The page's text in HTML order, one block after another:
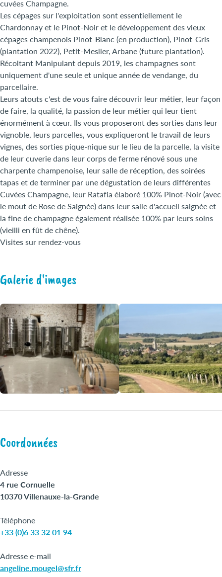
cuvées Champagne.
Les cépages sur l'exploitation sont essentiellement le
Chardonnay et le Pinot-Noir et le développement des vieux
cépages champenois Pinot-Blanc (en production), Pinot-Gris
(plantation 2022), Petit-Meslier, Arbane (future plantation).
Récoltant Manipulant depuis 2019, les champagnes sont
uniquement d'une seule et unique année de vendange, du
parcellaire.
Leurs atouts c'est de vous faire découvrir leur métier, leur façon
de faire, la qualité, la passion de leur métier qui leur tient
énormément à cœur. Ils vous proposeront des sorties dans leur
vignoble, leurs parcelles, vous expliqueront le travail de leurs
vignes, des sorties pique-nique sur le lieu de la parcelle, la visite
de leur cuverie dans leur corps de ferme rénové sous une
charpente champenoise, leur salle de réception, des soirées
tapas et de terminer par une dégustation de leurs différentes
Cuvées Champagne, leur Ratafia élaboré 100% Pinot-Noir (avec
le mout de Rose de Saignée) dans leur salle d'accueil saignée et
la fine de champagne également réalisée 100% par leurs soins
(vieilli en fût de chêne).
Visites sur rendez-vous
Galerie d'images
Coordonnées
Adresse
4 rue Cornuelle
10370 Villenauxe-la-Grande
Téléphone
+33 (0)6 33 32 01 94
Adresse e-mail
angeline.mougel@sfr.fr